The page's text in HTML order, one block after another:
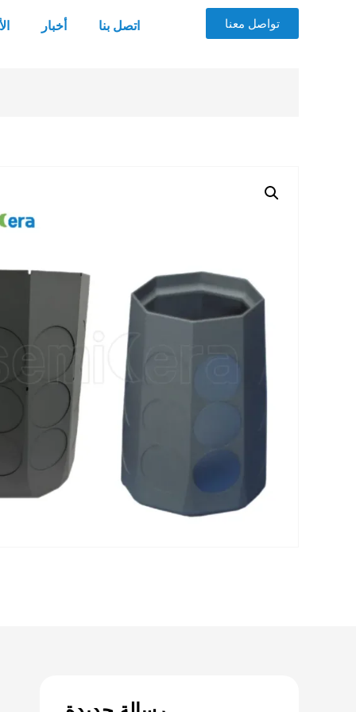
أخبار اتصل بنا تواصل معنا